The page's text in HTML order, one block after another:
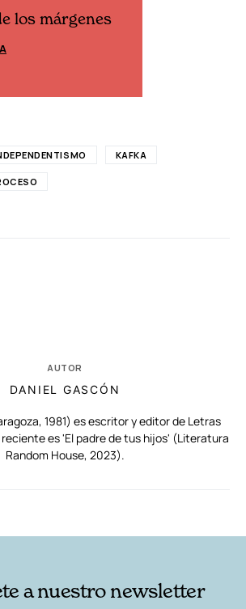
los márgenes
KAFKA
AUTOR
DANIEL GASCÓN
1981) es escritor y editor de Letras
reciente es 'El padre de tus hijos' (Literatura
Random House, 2023).
a nuestro newsletter